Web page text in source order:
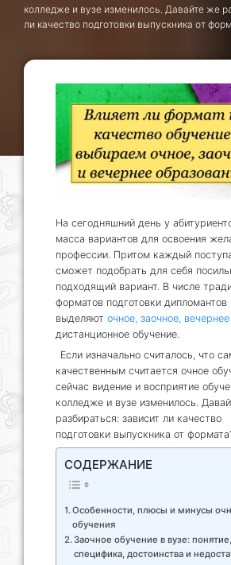
колледже и вузе изменилось. Давайте же
ли качество подготовки выпускника от
На сегодняшний день у
масса вариантов для освоения
профессии. Притом каждый
сможет подобрать для себя
подходящий вариант. В числе
форматов подготовки дипломантов
выделяют очное, заочное, вечернее
дистанционное обучение.
Если изначально считалось, что
качественным считается очное
сейчас видение и восприятие
колледже и вузе изменилось.
разбираться: зависит ли качество
подготовки выпускника от
СОДЕРЖАНИЕ
Особенности, плюсы и минусы
обучения
Заочное обучение в вузе: понятие,
специфика, достоинства и